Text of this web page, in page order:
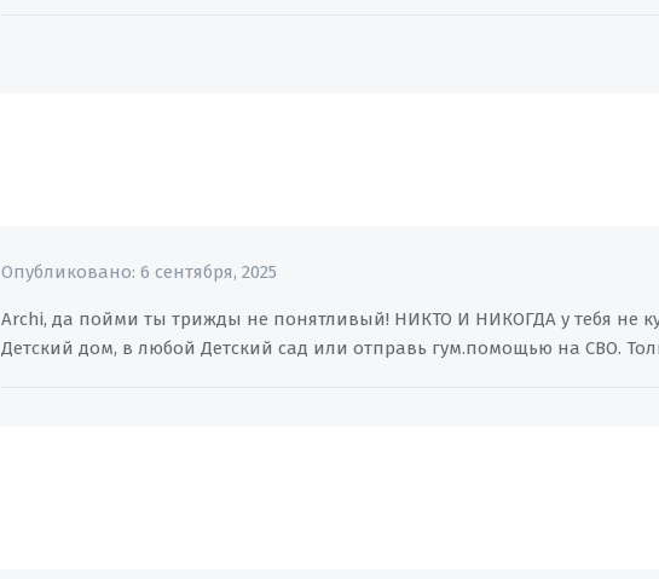
Опубликовано:6 сентября, 2025
Archi, да пойми ты трижды не понятливый! НИКТО И НИКОГДА у тебя не
Детский дом, в любой Детский сад или отправь гум.помощью на СВО.